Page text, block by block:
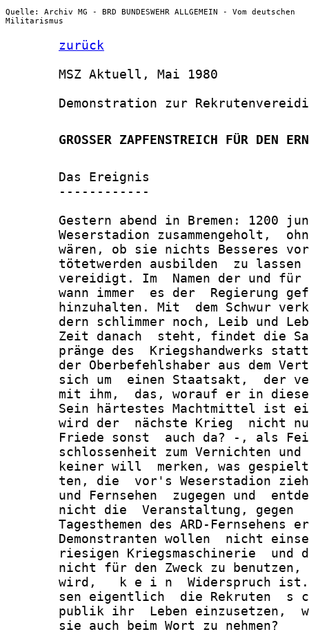
Quelle: Archiv MG - BRD BUNDESWEHR ALLGEMEIN - Vom deutschen
Militarismus
zurück
       MSZ Aktuell, Mai 1980
Demonstration zur
GROSSER ZAPFENSTREICH FÜR DEN
       Das Ereignis
       ------------
Gestern abend in Bremen: 1200
Weserstadion zusammengeholt,
wären, ob sie nichts Besseres
tötetwerden ausbilden  zu
vereidigt. Im  Namen der und
wann immer  es der  Regierung
hinzuhalten. Mit  dem Schwur
dern schlimmer noch, Leib und
Zeit danach  steht, findet die
pränge des  Kriegshandwerks
der Oberbefehlshaber aus dem
sich um  einen Staatsakt,  der
mit ihm,  das, worauf er in
Sein härtestes Machtmittel ist
wird der  nächste Krieg  nicht
Friede sonst  auch da? -, als
schlossenheit zum Vernichten
keiner will  merken, was
ten, die  vor's Weserstadion
und Fernsehen  zugegen und
nicht die  Veranstaltung, gegen
Tagesthemen des ARD-Fernsehens
Demonstranten wollen  nicht
riesigen Kriegsmaschinerie  und
nicht für den Zweck zu
wird,   k e i n  Widerspruch
sen eigentlich  die Rekruten  s
publik ihr  Leben einzusetzen,
       sie auch beim Wort zu nehmen?